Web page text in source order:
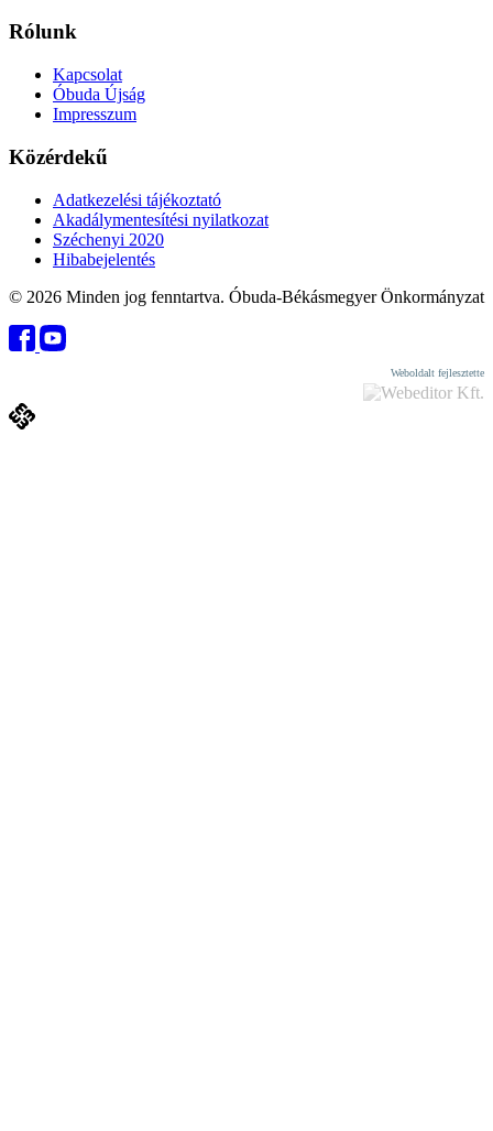
Rólunk
Kapcsolat
Óbuda Újság
Impresszum
Közérdekű
Adatkezelési tájékoztató
Akadálymentesítési nyilatkozat
Széchenyi 2020
Hibabejelentés
© 2026 Minden jog fenntartva. Óbuda-Békásmegyer Önkormányzat
Weboldalt fejlesztette